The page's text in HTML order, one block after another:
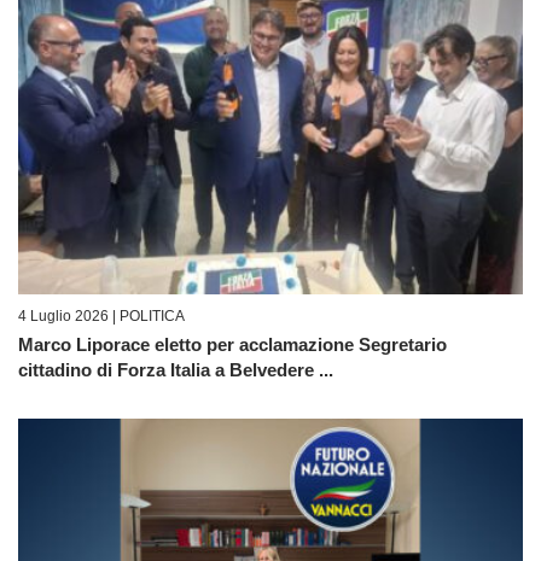
4 Luglio 2026 | POLITICA
Marco Liporace eletto per acclamazione Segretario
cittadino di Forza Italia a Belvedere ...